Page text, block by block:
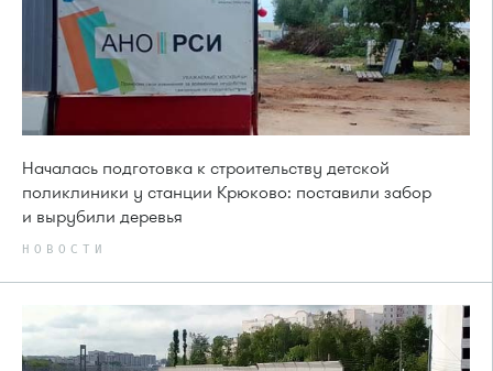
Началась подготовка к строительству детской
поликлиники у станции Крюково: поставили забор
и вырубили деревья
НОВОСТИ